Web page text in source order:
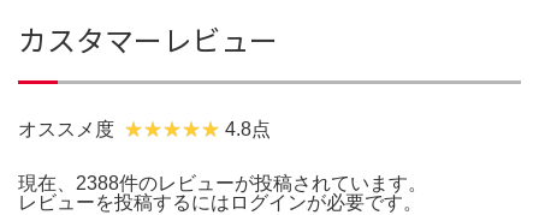
カスタマーレビュー
オススメ度 4.8点
現在、2388件のレビューが投稿されています。
レビューを投稿するには ログインが必要です。